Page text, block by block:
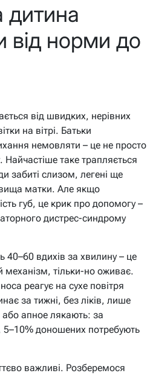
від норми до
від швидких, нерівних
на вітрі. Батьки
немовляти – це не просто
Найчастіше таке трапляється
забиті слизом, легені ще
матки. Але якщо
губ, це крик про допомогу –
дистрес-синдрому
40–60 вдихів за хвилину – це
механізм, тільки-но оживає.
реагує на сухе повітря
за тижні, без ліків, лише
апное лякають: за
5–10% доношених потребують
важливі. Розберемося